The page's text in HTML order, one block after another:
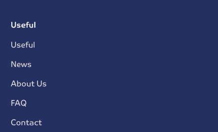
Useful
Useful
News
About Us
FAQ
Contact